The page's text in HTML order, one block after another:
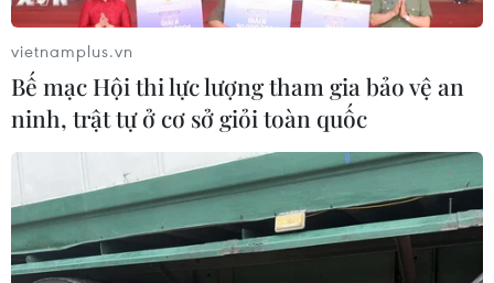
Bộ GTVT đề xuất nối lại đường bay giữa
vietnamplus.vn
Bế mạc Hội thi lực lượng tham gia bảo vệ an
ninh, trật tự ở cơ sở giỏi toàn quốc